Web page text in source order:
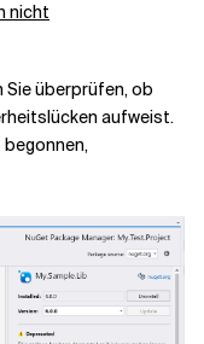
nicht
Sie überprüfen, ob
aufweist.